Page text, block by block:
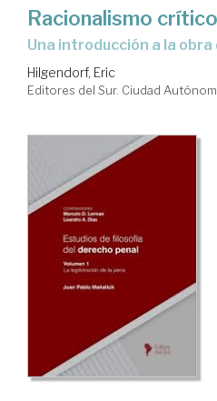
Racionalismo crítico
Una introducción a la
Hilgendorf, Eric
Editores del Sur. Ciudad